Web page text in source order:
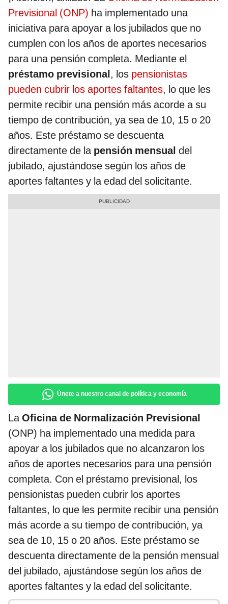
Previsional (ONP) ha implementado una
iniciativa para apoyar a los jubilados que no
cumplen con los años de aportes necesarios
para una pensión completa. Mediante el
préstamo previsional, los pensionistas
pueden cubrir los aportes faltantes, lo que les
permite recibir una pensión más acorde a su
tiempo de contribución, ya sea de 10, 15 o 20
años. Este préstamo se descuenta
directamente de la pensión mensual del
jubilado, ajustándose según los años de
aportes faltantes y la edad del solicitante.
Únete a nuestro canal de política y economía
LaOficina de Normalización Previsional
(ONP) ha implementado una medida para
apoyar a los jubilados que no alcanzaron los
años de aportes necesarios para una pensión
completa. Con el préstamo previsional, los
pensionistas pueden cubrir los aportes
faltantes, lo que les permite recibir una pensión
más acorde a su tiempo de contribución, ya
sea de 10, 15 o 20 años. Este préstamo se
descuenta directamente de la pensión mensual
del jubilado, ajustándose según los años de
aportes faltantes y la edad del solicitante.